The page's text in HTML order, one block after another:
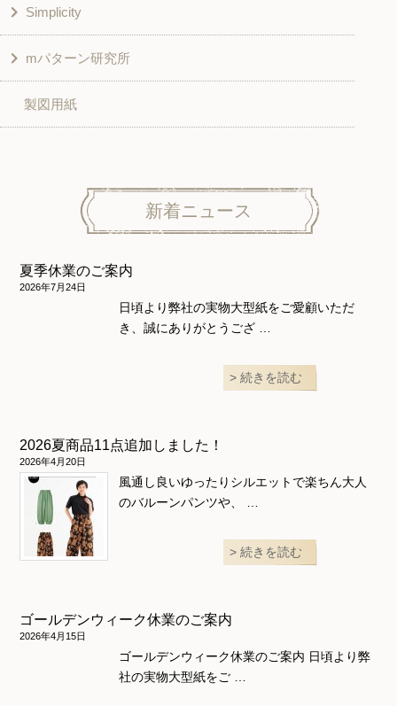
入園入学グッズ
その他
ワンピース
ベスト・ジャケット・コート
スカート
ニット地専用
和風衣類
学校家庭科教材用
その他
Simplicity
こども＆ベビー
ボトムス
ワンピース＆スーツ
ウェディング・コスチューム
mパターン研究所
子供服
ワンピース
スカート・パンツ
製図用紙
新着ニュース
夏季休業のご案内
2026年7月24日
日頃より弊社の実物大型紙をご愛顧いただ
き、誠にありがとうござ …
続きを読む
2026夏商品11点追加しました！
2026年4月20日
風通し良いゆったりシルエットで楽ちん大人
のバルーンパンツや、 …
続きを読む
ゴールデンウィーク休業のご案内
2026年4月15日
ゴールデンウィーク休業のご案内 日頃より弊
社の実物大型紙をご …